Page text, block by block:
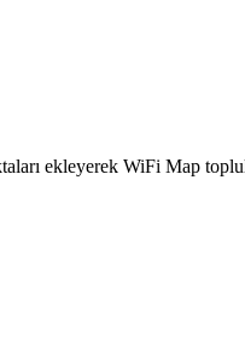
ekleyerek WiFi Map